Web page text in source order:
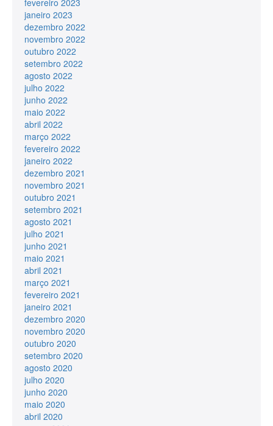
fevereiro 2023
janeiro 2023
dezembro 2022
novembro 2022
outubro 2022
setembro 2022
agosto 2022
julho 2022
junho 2022
maio 2022
abril 2022
março 2022
fevereiro 2022
janeiro 2022
dezembro 2021
novembro 2021
outubro 2021
setembro 2021
agosto 2021
julho 2021
junho 2021
maio 2021
abril 2021
março 2021
fevereiro 2021
janeiro 2021
dezembro 2020
novembro 2020
outubro 2020
setembro 2020
agosto 2020
julho 2020
junho 2020
maio 2020
abril 2020